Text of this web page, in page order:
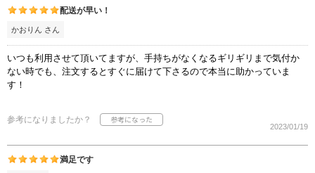
配送が早い！
かおりん さん
いつも利用させて頂いてますが、手持ちがなくなるギリギリまで気付か
ない時でも、注文するとすぐに届けて下さるので本当に助かっていま
す！
参考になりましたか？
2023/01/19
満足です